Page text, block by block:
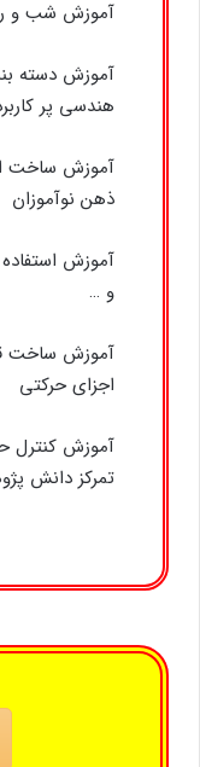
آموزش شب و
آموزش دسته
هندسی پر
آموزش ساخت
ذهن نوآموزان
آموزش
و …
آموزش ساخت
اجزای حرکتی
آموزش کنترل
تمرکز دانش